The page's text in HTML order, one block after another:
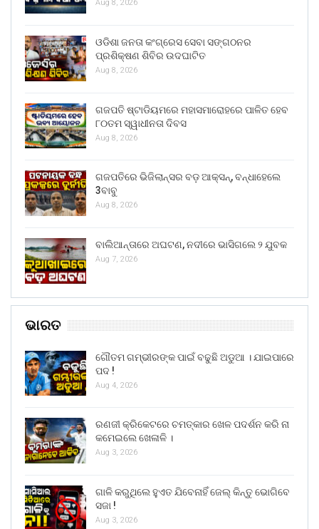
Aug 8, 2026
ଓଡିଶା ଜନତା କଂଗ୍ରେସ ସେବା ସଙ୍ଗଠନର
ପ୍ରଶିକ୍ଷଣ ଶିବିର ଉଦଘାଟିତ
Aug 8, 2026
ଗଜପତି ଷ୍ଟାଡିୟମରେ ମହାସମାରୋହରେ ପାଳିତ ହେବ
୮୦ତମ ସ୍ୱାଧୀନତା ଦିବସ
Aug 8, 2026
ଗଜପତିରେ ଭିଜିଲାନ୍ସର ବଡ଼ ଆକ୍ସନ୍, ବନ୍ଧାହେଲେ
3ବାବୁ
Aug 8, 2026
ବାଲିଆନ୍ତାରେ ଅଘଟଣ, ନଦୀରେ ଭାସିଗଲେ ୨ ଯୁବକ
Aug 7, 2026
ଭାରତ
ଗୌତମ ଗମ୍ଭୀରଙ୍କ ପାଇଁ ବଢୁଛି ଅଡୁଆ । ଯାଇପାରେ
ପଦ !
Aug 4, 2026
ରଣଜୀ କ୍ରିକେଟରେ ଚମତ୍କାର ଖେଳ ପଦର୍ଶନ କରି ନା
କମେଇଲେ ଖେଳାଳି ।
Aug 3, 2026
ଗାଳି କରୁଥିଲେ ହୁଏତ ଯିବେନାହିଁ ଜେଲ୍ କିନ୍ତୁ ଭୋଗିବେ
ସଜା !
Aug 3, 2026